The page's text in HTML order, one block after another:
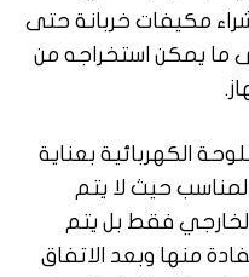
مكيفات خربانة حتى
ما يمكن استخراجه من
الكهربائية بعناية
حيث لا يتم
فقط بل يتم
منها وبعد الاتفاق